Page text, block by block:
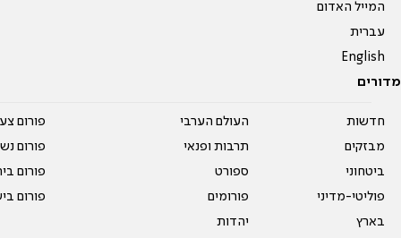
המייל האדום
עברית
English
מדורים
חדשות
מבזקים
ביטחוני
פוליטי-מדיני
בארץ
העולם הערבי
תרבות ופנאי
ספורט
פורומים
יהדות
פורום
פורום
פורום
פורום